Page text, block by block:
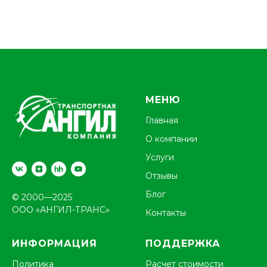
© 2000—2025
ООО «АНГИЛ-ТРАНС»
МЕНЮ
Главная
О компании
Услуги
Отзывы
Блог
Контакты
ИНФОРМАЦИЯ
Политика
ПОДДЕРЖКА
Расчет стоимости